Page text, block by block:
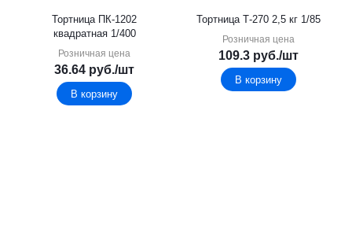
Тортница ПК-1202
квадратная 1/400
Розничная цена
36.64 руб./шт
В корзину
Тортница Т-270 2,5 кг 1/85
Розничная цена
109.3 руб./шт
В корзину